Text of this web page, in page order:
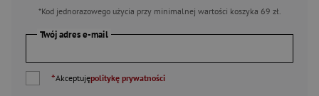
*Kod jednorazowego użycia przy minimalnej wartości koszyka 69 zł.
Twój adres e-mail
*Akceptujępolitykę prywatności